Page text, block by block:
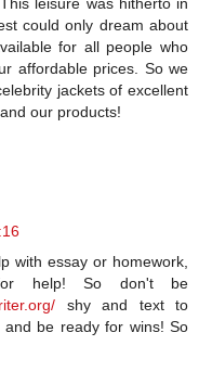
could only dream about
for all people who
affordable prices. So we
jackets of excellent
our products!
with essay or homework,
help! So don't be
shy and text to
be ready for wins! So